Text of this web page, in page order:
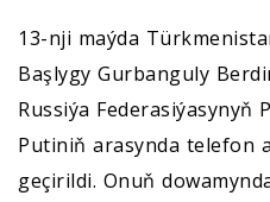
13-nji maýda
Başlygy Gurbanguly
Russiýa Federasiýasynyň
Putiniň arasynda telefon
geçirildi. Onuň